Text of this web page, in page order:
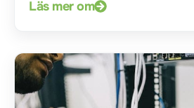
Läs mer om